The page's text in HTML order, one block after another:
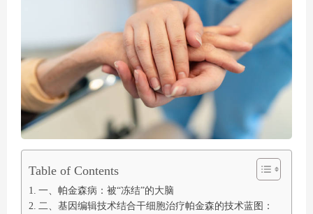
Table of Contents
一、帕金森病：被“冻结”的大脑
二、基因编辑技术结合干细胞治疗帕金森的技术蓝图：